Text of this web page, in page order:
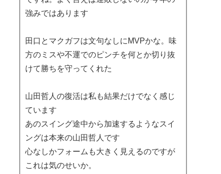
強みではあります
田口とマクガフは文句なしにMVPかな。味
方のミスや不運でのピンチを何とか切り抜
けて勝ちを守ってくれた
山田哲人の復活は私も結果だけでなく感じ
ています
あのスイング途中から加速するようなスイ
ングは本来の山田哲人です
心なしかフォームも大きく見えるのですが
これは気のせいか。